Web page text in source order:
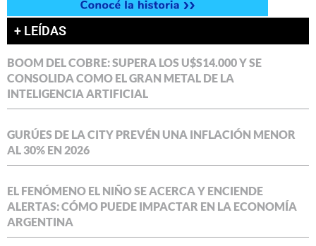
+ LEÍDAS
BOOM DEL COBRE: SUPERA LOS U$S14.000 Y SE
CONSOLIDA COMO EL GRAN METAL DE LA
INTELIGENCIA ARTIFICIAL
GURÚES DE LA CITY PREVÉN UNA INFLACIÓN MENOR
AL 30% EN 2026
EL FENÓMENO EL NIÑO SE ACERCA Y ENCIENDE
ALERTAS: CÓMO PUEDE IMPACTAR EN LA ECONOMÍA
ARGENTINA